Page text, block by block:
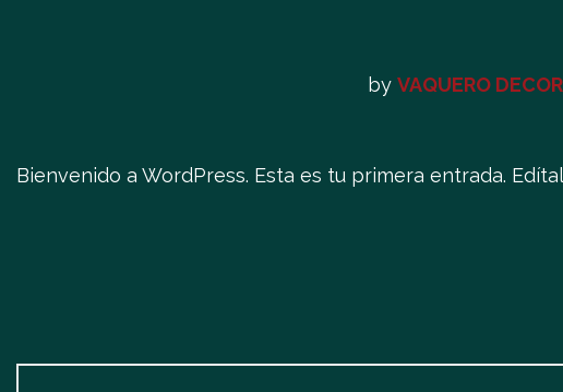
by VAQUERO
Bienvenido a WordPress. Esta es tu primera entrada.